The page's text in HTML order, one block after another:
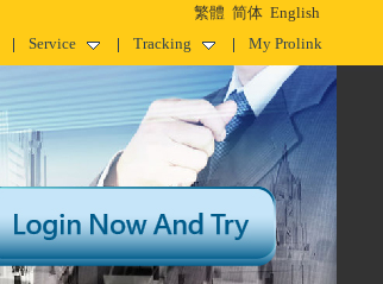
繁體 简体 English
My Prolink
Tracking
Service